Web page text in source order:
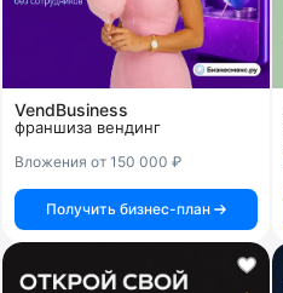
VendBusiness
франшиза вендинг
Вложения от 150 000 ₽
Получить бизнес-план